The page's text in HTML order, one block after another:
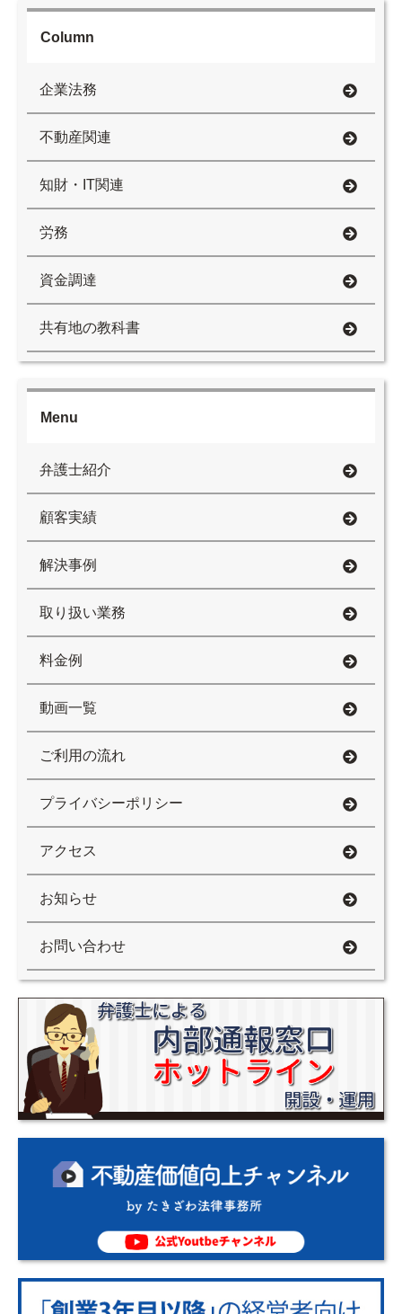
Column
企業法務
不動産関連
知財・IT関連
労務
資金調達
共有地の教科書
Menu
弁護士紹介
顧客実績
解決事例
取り扱い業務
料金例
動画一覧
ご利用の流れ
プライバシーポリシー
アクセス
お知らせ
お問い合わせ